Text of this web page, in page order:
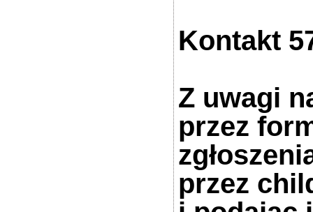
Kontakt
Z uwagi
przez
przez